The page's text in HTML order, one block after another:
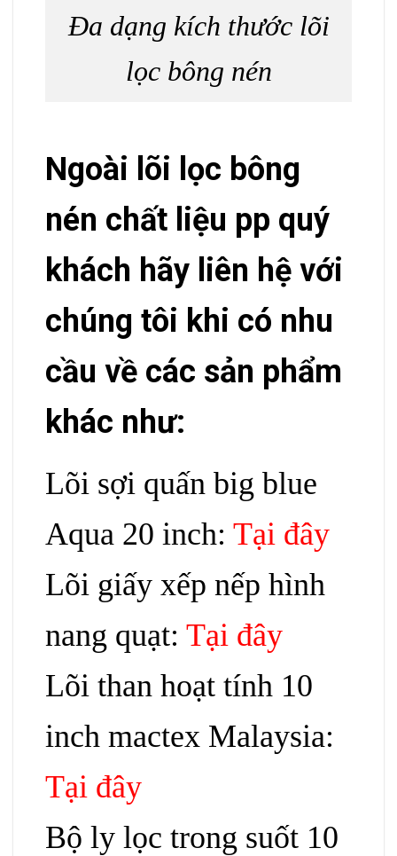
Đa dạng kích thước lõi
lọc bông nén
Ngoài lõi lọc bông
nén chất liệu pp quý
khách hãy liên hệ với
chúng tôi khi có nhu
cầu về các sản phẩm
khác như:
Lõi sợi quấn big blue
Aqua 20 inch: Tại đây
Lõi giấy xếp nếp hình
nang quạt: Tại đây
Lõi than hoạt tính 10
inch mactex Malaysia:
Tại đây
Bộ ly lọc trong suốt 10